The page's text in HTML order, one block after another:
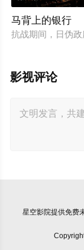
马背上的银行
抗战期间，日伪
影视评论
星空影院提供免费